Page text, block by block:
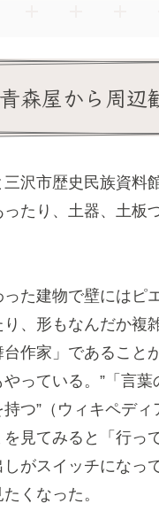
森屋から周
沢市歴史民族資料
たり、土器、土板
た建物で壁にはピ
、形もなんだか複
作家」であるこ
っている。”「言
つ”（ウィキペデ
見てみると「行っ
がスイッチになっ
くなった。